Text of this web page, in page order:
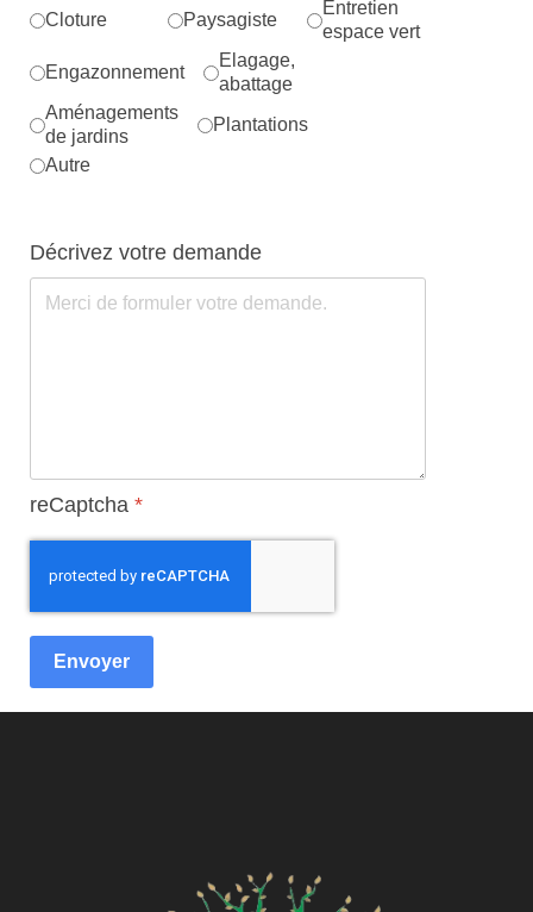
Cloture Paysagiste
Entretien
espace vert
Engazonnement
Elagage,
abattage
Aménagements
de jardins
Plantations
Autre
Décrivez votre demande
reCaptcha *
Envoyer